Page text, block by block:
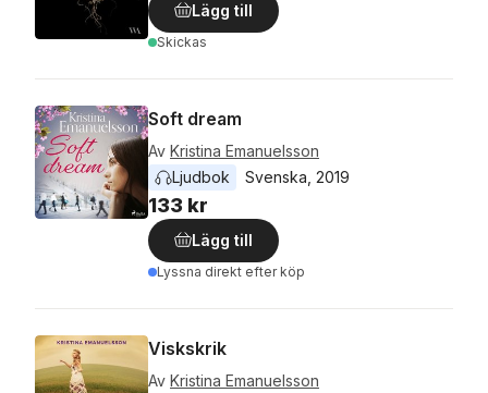
Lägg till
Skickas
Soft dream
Av Kristina Emanuelsson
Ljudbok
Svenska 2019
133 kr
Lägg till
Lyssna direkt efter köp
Viskskrik
Av Kristina Emanuelsson